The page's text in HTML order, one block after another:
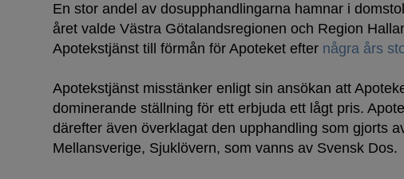
En stor andel av dosupphandlingarna hamnar i
året valde Västra Götalandsregionen och Region
Apotekstjänst till förmån för Apoteket efter några års
Apotekstjänst misstänker enligt sin ansökan att
dominerande ställning för ett erbjuda ett lågt pris.
därefter även överklagat den upphandling som gjorts
Mellansverige, Sjuklövern, som vanns av Svensk Dos.